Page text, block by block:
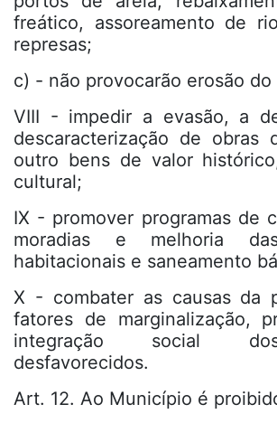
freático, assoreamento de
represas;
c) - não provocarão erosão do
VIII - impedir a evasão, a
descaracterização de
outro bens de valor
cultural;
IX - promover programas de
moradias e melhoria
habitacionais e saneamento
X - combater as causas da
fatores de marginalização,
integração social
desfavorecidos.
Art. 12. Ao Município é